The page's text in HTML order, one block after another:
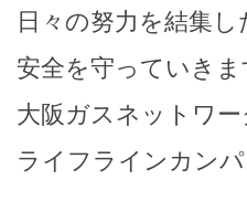
日々の努力を結集
安全を守っていきま
大阪ガスネットワ
ライフラインカンパ